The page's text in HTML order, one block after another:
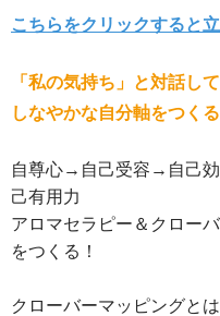
こちらをクリックすると
「私の気持ち」と対話して
しなやかな自分軸をつくる
自尊心→自己受容→自己
己有用力
アロマセラピー＆クロー
をつくる！
クローバーマッピングとは